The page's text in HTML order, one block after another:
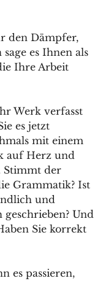
den Dämpfer,
sage es Ihnen als
Ihre Arbeit
Werk verfasst
es jetzt
mit einem
auf Herz und
Stimmt der
Grammatik? Ist
und
Und
Sie korrekt
es passieren,